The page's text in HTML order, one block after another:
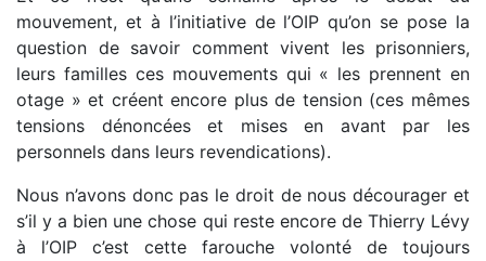
mouvement, et à l’initiative de l’OIP qu’on se pose la
question de savoir comment vivent les prisonniers,
leurs familles ces mouvements qui « les prennent en
otage » et créent encore plus de tension (ces mêmes
tensions dénoncées et mises en avant par les
personnels dans leurs revendications).
Nous n’avons donc pas le droit de nous décourager et
s’il y a bien une chose qui reste encore de Thierry Lévy
à l’OIP c’est cette farouche volonté de toujours